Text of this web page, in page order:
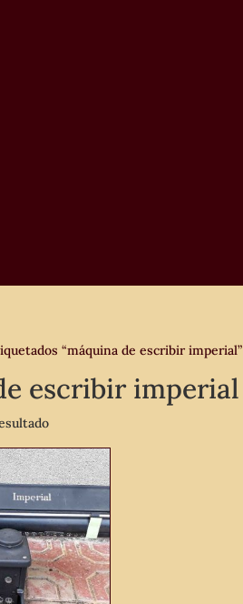
“máquina de escribir imperial”
escribir imperial